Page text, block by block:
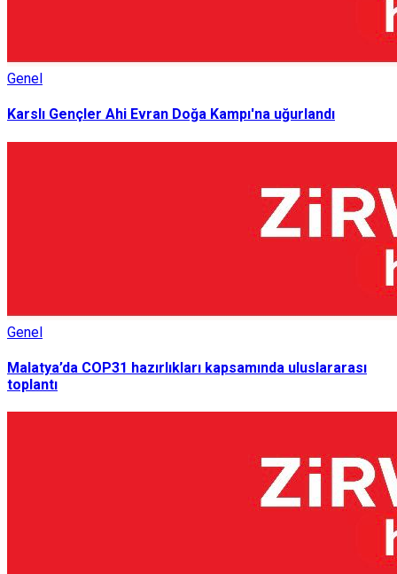
Genel
Karslı Gençler Ahi Evran Doğa Kampı'na uğurlandı
Genel
Malatya’da COP31 hazırlıkları kapsamında uluslararası
toplantı